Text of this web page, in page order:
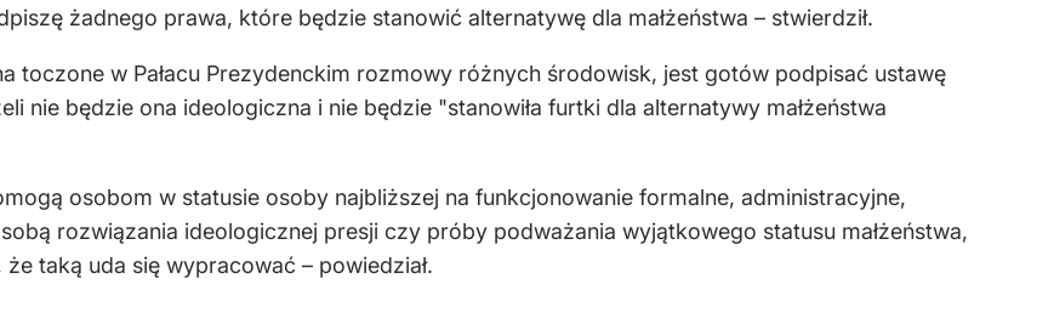
żadnego prawa, które będzie stanowić alternatywę dla małżeństwa – stwierdził.
toczone w Pałacu Prezydenckim rozmowy różnych środowisk, jest gotów podpisać ustawę
nie będzie ona ideologiczna i nie będzie "stanowiła furtki dla alternatywy małżeństwa
osobom w statusie osoby najbliższej na funkcjonowanie formalne, administracyjne,
rozwiązania ideologicznej presji czy próby podważania wyjątkowego statusu małżeństwa,
taką uda się wypracować – powiedział.